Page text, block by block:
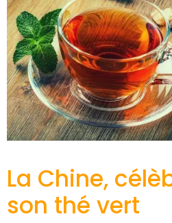
La Chine,
son thé vert